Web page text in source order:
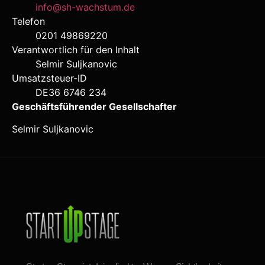
info@sh-wachstum.de
Telefon
0201 49869220
Verantwortlich für den Inhalt
Selmir Suljkanovic
Umsatzsteuer-ID
DE36 6746 234
Geschäftsführender Gesellschafter
Selmir Suljkanovic